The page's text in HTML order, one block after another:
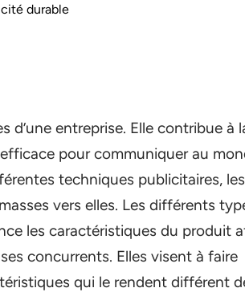
durable
d’une entreprise. Elle contribue à
pour communiquer au
techniques publicitaires, les
vers elles. Les différents
les caractéristiques du produit
concurrents. Elles visent à faire
qui le rendent différent